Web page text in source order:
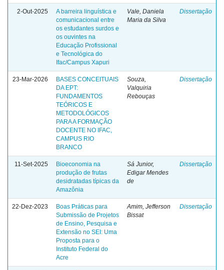
2-Out-2025
A barreira linguística e
comunicacional entre
os estudantes surdos e
os ouvintes na
Educação Profissional
e Tecnológica do
Ifac/Campus Xapuri
Vale, Daniela
Maria da Silva
Dissertação
23-Mar-2026
BASES CONCEITUAIS
DA EPT:
FUNDAMENTOS
TEÓRICOS E
METODOLÓGICOS
PARA A FORMAÇÃO
DOCENTE NO IFAC,
CAMPUS RIO
BRANCO
Souza,
Valquiria
Rebouças
Dissertação
11-Set-2025
Bioeconomia na
produção de frutas
desidratadas típicas da
Amazônia
Sá Junior,
Edigar Mendes
de
Dissertação
22-Dez-2023
Boas Práticas para
Submissão de Projetos
de Ensino, Pesquisa e
Extensão no SEI: Uma
Proposta para o
Instituto Federal do
Acre
Amim, Jefferson
Bissat
Dissertação